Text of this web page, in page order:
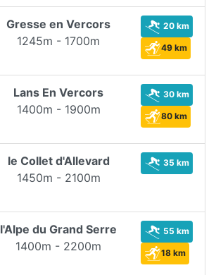
Gresse en Vercors
1245m - 1700m
20 km
49 km
Lans En Vercors
1400m - 1900m
30 km
80 km
le Collet d'Allevard
1450m - 2100m
35 km
l'Alpe du Grand Serre
1400m - 2200m
55 km
18 km